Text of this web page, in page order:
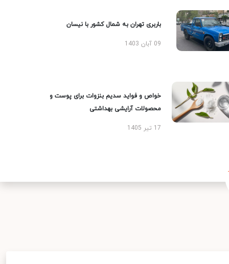
باربری تهران به شمال کشور با نیسان
09 آبان 1403
خواص و فواید سدیم بنزوات برای پوست و
محصولات آرایشی بهداشتی
17 تیر 1405